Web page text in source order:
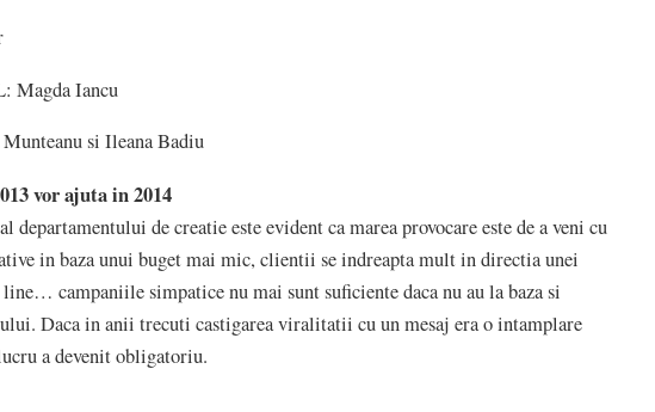
Magda Iancu
si Ileana Badiu
vor ajuta in 2014
departamentului de creatie este evident ca marea provocare este de a veni cu
in baza unui buget mai mic, clientii se indreapta mult in directia unei
campaniile simpatice nu mai sunt suficiente daca nu au la baza si
Daca in anii trecuti castigarea viralitatii cu un mesaj era o intamplare
a devenit obligatoriu.